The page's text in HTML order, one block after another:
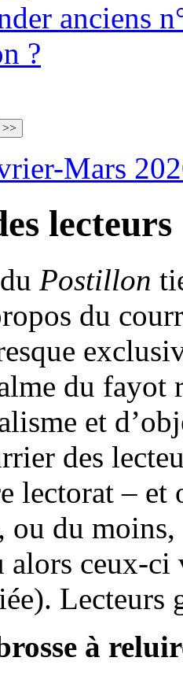
anciens
?
Mars
lecteurs
Postillon
du
du fayot
et
des
lectorat – et
ou du
alors ceux-
à